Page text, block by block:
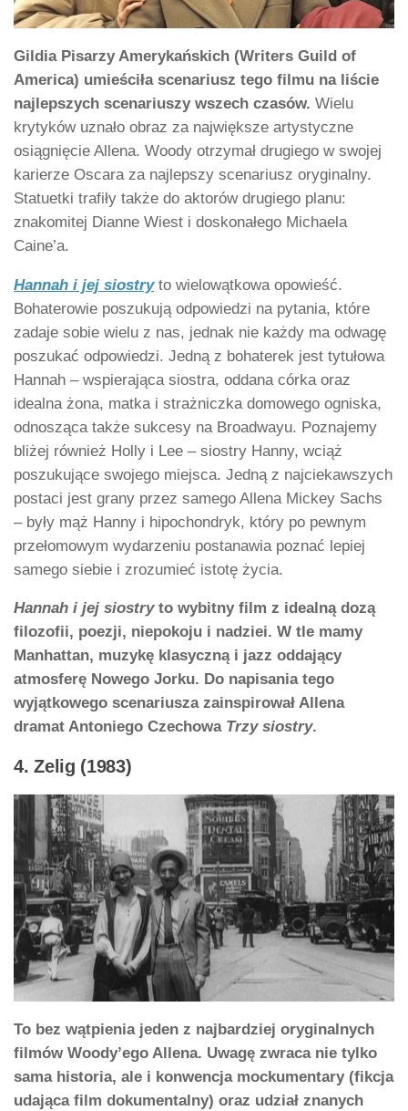
Gildia Pisarzy Amerykańskich (Writers Guild of
America) umieściła scenariusz tego filmu na liście
najlepszych scenariuszy wszech czasów. Wielu
krytyków uznało obraz za największe artystyczne
osiągnięcie Allena. Woody otrzymał drugiego w swojej
karierze Oscara za najlepszy scenariusz oryginalny.
Statuetki trafiły także do aktorów drugiego planu:
znakomitej Dianne Wiest i doskonałego Michaela
Caine’a.
Hannah i jej siostryto wielowątkowa opowieść.
Bohaterowie poszukują odpowiedzi na pytania, które
zadaje sobie wielu z nas, jednak nie każdy ma odwagę
poszukać odpowiedzi. Jedną z bohaterek jest tytułowa
Hannah – wspierająca siostra, oddana córka oraz
idealna żona, matka i strażniczka domowego ogniska,
odnosząca także sukcesy na Broadwayu. Poznajemy
bliżej również Holly i Lee – siostry Hanny, wciąż
poszukujące swojego miejsca. Jedną z najciekawszych
postaci jest grany przez samego Allena Mickey Sachs
– były mąż Hanny i hipochondryk, który po pewnym
przełomowym wydarzeniu postanawia poznać lepiej
samego siebie i zrozumieć istotę życia.
Hannah i jej siostryto wybitny film z idealną dozą
filozofii, poezji, niepokoju i nadziei. W tle mamy
Manhattan, muzykę klasyczną i jazz oddający
atmosferę Nowego Jorku. Do napisania tego
wyjątkowego scenariusza zainspirował Allena
dramat Antoniego Czechowa Trzy siostry.
4. Zelig (1983)
To bez wątpienia jeden z najbardziej oryginalnych
filmów Woody’ego Allena. Uwagę zwraca nie tylko
sama historia, ale i konwencja mockumentary (fikcja
udająca film dokumentalny) oraz udział znanych